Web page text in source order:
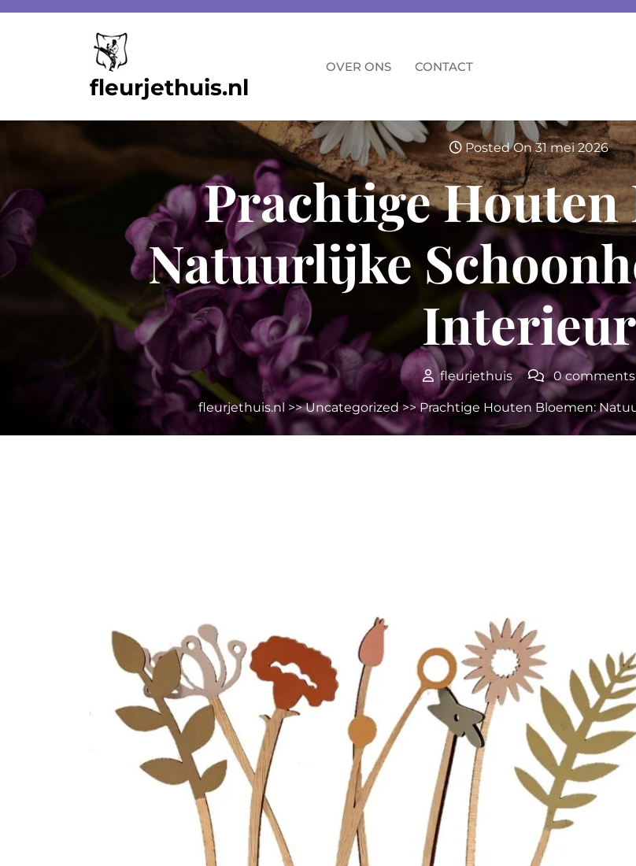
fleurjethuis.nl
OVER ONS CONTACT
Posted On 31 mei 2026
Prachtige Houten
Natuurlijke
Interieur
fleurjethuis 0 comments
fleurjethuis.nl >>Uncategorized>> Prachtige Houten Bloemen: